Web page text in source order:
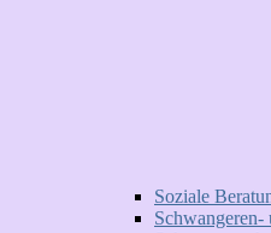
Soziale
Schwangeren-